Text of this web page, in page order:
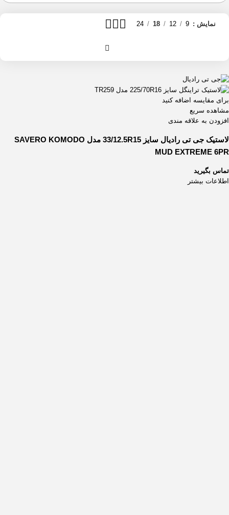
نمایش 9
12
18
24
برای مقایسه اضافه کنید
مشاهده سریع
افزودن به علاقه مندی
لاستیک جی تی رادیال سایز 33/12.5R15 مدل SAVERO KOMODO
MUD EXTREME 6PR
تماس بگیرید
اطلاعات بیشتر